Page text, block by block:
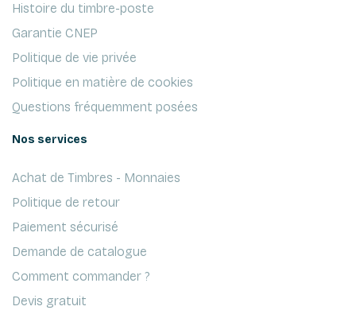
Histoire du timbre-poste
Garantie CNEP
Politique de vie privée
Politique en matière de cookies
Questions fréquemment posées
Nos services
Achat de Timbres - Monnaies
Politique de retour
Paiement sécurisé
Demande de catalogue
Comment commander ?
Devis gratuit